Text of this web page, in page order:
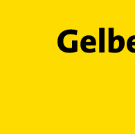
Gelbe